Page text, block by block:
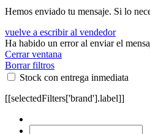
Hemos enviado tu mensaje. Si lo
vuelve a escribir al vendedor
Ha habido un error al enviar el
Cerrar ventana
Borrar filtros
Stock con entrega inmediata
[[selectedFilters['brand'].label]]